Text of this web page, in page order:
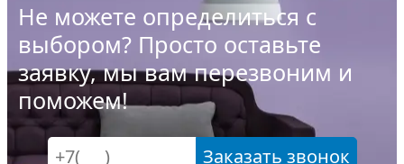
Не можете определиться с
выбором? Просто оставьте
заявку, мы вам перезвоним и
поможем!
Заказать звонок